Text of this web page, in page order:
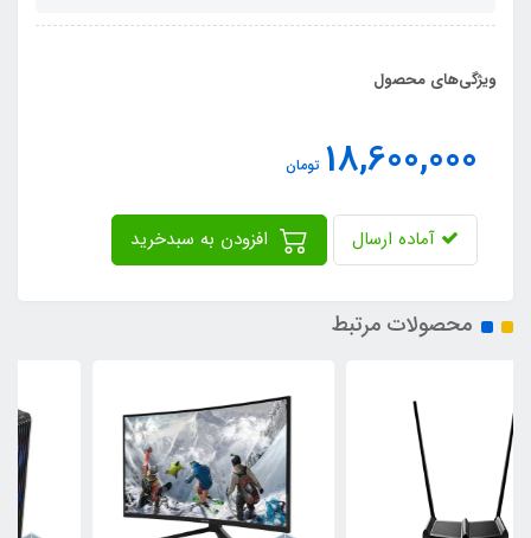
ویژگی‌های محصول
18,600,000 تومان
آماده ارسال
محصولات مرتبط